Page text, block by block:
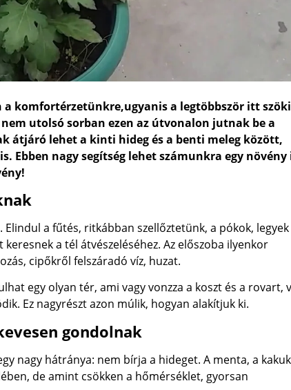
komfortérzetünkre,ugyanis a legtöbbször itt
utolsó sorban ezen az útvonalon jutnak be a
átjáró lehet a kinti hideg és a benti meleg között,
Ebben nagy segítség lehet számunkra egy növény
a fűtés, ritkábban szellőztetünk, a pókok, legyek
a tél átvészeléséhez. Az előszoba ilyenkor
cipőkről felszáradó víz, huzat.
egy olyan tér, ami vagy vonzza a koszt és a rovart,
Ez nagyrészt azon múlik, hogyan alakítjuk ki.
gondolnak
nagy hátránya: nem bírja a hideget. A menta, a
de amint csökken a hőmérséklet, gyorsan